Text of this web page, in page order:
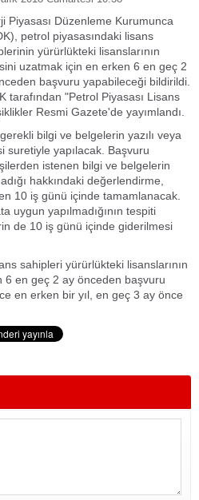
Piyasası Düzenleme Kurumunca
petrol piyasasındaki lisans
yürürlükteki lisanslarının
uzatmak için en erken 6 en geç 2
başvuru yapabileceği bildirildi.
tarafından "Petrol Piyasası Lisans
Resmi Gazete'de yayımlandı.
bilgi ve belgelerin yazılı veya
suretiyle yapılacak. Başvuru
istenen bilgi ve belgelerin
hakkındaki değerlendirme,
10 iş günü içinde tamamlanacak.
uygun yapılmadığının tespiti
de 10 iş günü içinde giderilmesi
sahipleri yürürlükteki lisanslarının
en geç 2 ay önceden başvuru
en erken bir yıl, en geç 3 ay önce